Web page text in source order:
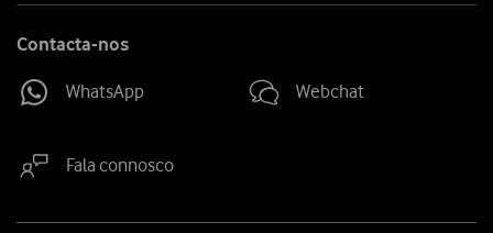
Contacta-nos
WhatsApp Webchat
Fala connosco